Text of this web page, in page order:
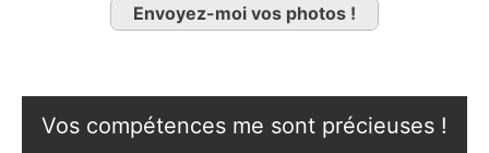
Envoyez-moi vos photos !
Vos compétences me sont précieuses !